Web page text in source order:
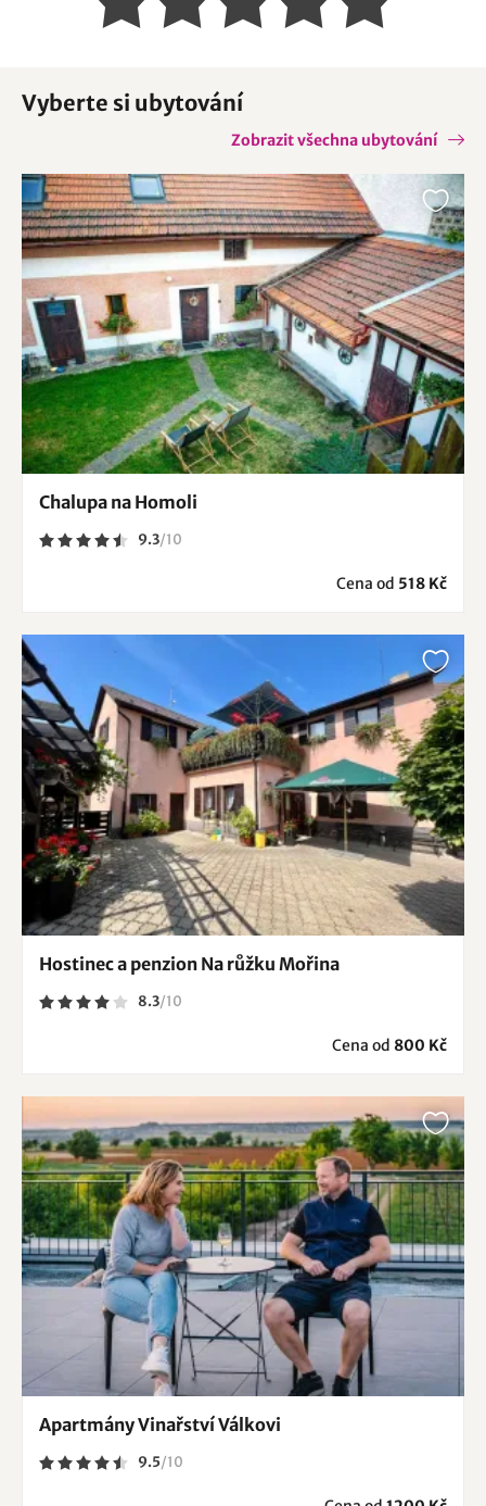
Vyberte si ubytování
Zobrazit všechna ubytování
Chalupa na Homoli
9.3/10
Cena od 518 Kč
Hostinec a penzion Na růžku Mořina
8.3/10
Cena od 800 Kč
Apartmány Vinařství Válkovi
9.5/10